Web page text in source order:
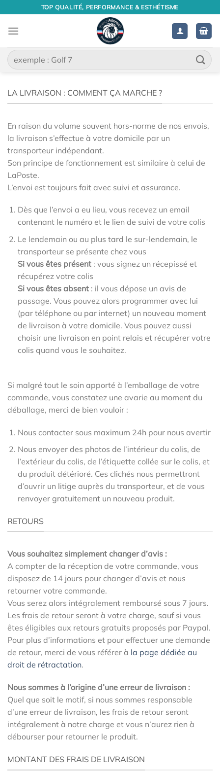
contenu
TOP QUALITÉ, PERFORMANCE & ESTHÉTISME
Recherche
pour :
LA LIVRAISON : COMMENT ÇA MARCHE ?
En raison du volume souvent hors-norme de nos envois,
la livraison s’effectue à votre domicile par un
transporteur indépendant.
Son principe de fonctionnement est similaire à celui de
LaPoste.
L’envoi est toujours fait avec suivi et assurance.
Dès que l’envoi a eu lieu, vous recevez un email
contenant le numéro et le lien de suivi de votre colis
Le lendemain ou au plus tard le sur-lendemain, le
transporteur se présente chez vous
Si vous êtes présent: vous signez un récepissé et
récupérez votre colis
Si vous êtes absent: il vous dépose un avis de
passage. Vous pouvez alors programmer avec lui
(par téléphone ou par internet) un nouveau moment
de livraison à votre domicile. Vous pouvez aussi
choisir une livraison en point relais et récupérer votre
colis quand vous le souhaitez.
Si malgré tout le soin apporté à l’emballage de votre
commande, vous constatez une avarie au moment du
déballage, merci de bien vouloir :
Nous contacter sous maximum 24h pour nous avertir
Nous envoyer des photos de l’intérieur du colis, de
l’extérieur du colis, de l’étiquette collée sur le colis, et
du produit détérioré. Ces clichés nous permettront
d’ouvrir un litige auprès du transporteur, et de vous
renvoyer gratuitement un nouveau produit.
RETOURS
Vous souhaitez simplement changer d’avis :
A compter de la réception de votre commande, vous
disposez de 14 jours pour changer d’avis et nous
retourner votre commande.
Vous serez alors intégralement remboursé sous 7 jours.
Les frais de retour seront à votre charge, sauf si vous
êtes éligibles aux retours gratuits proposés par Paypal.
Pour plus d’informations et pour effectuer une demande
de retour, merci de vous référer à la page dédiée au
droit de rétractation.
Nous sommes à l’origine d’une erreur de livraison :
Quel que soit le motif, si nous sommes responsable
d’une erreur de livraison, les frais de retour seront
intégralement à notre charge et vous n’aurez rien à
débourser pour retourner le produit.
MONTANT DES FRAIS DE LIVRAISON